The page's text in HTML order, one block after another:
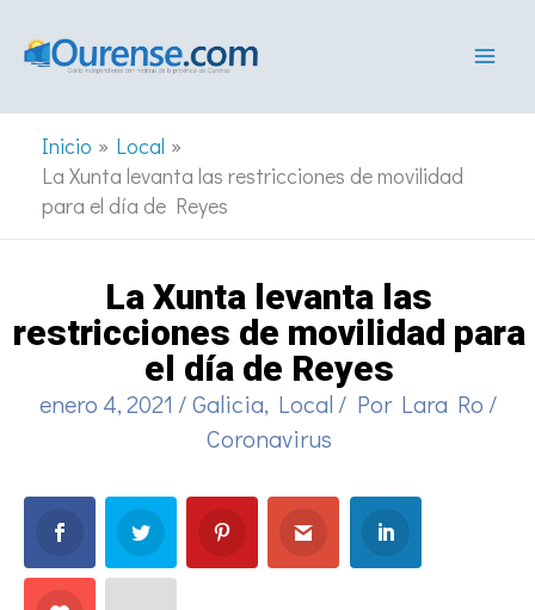
Inicio
Local
La Xunta levanta las restricciones de movilidad
para el día de Reyes
La Xunta levanta las
restricciones de movilidad para
el día de Reyes
enero 4, 2021 /Galicia, Local / Por Lara Ro /
Coronavirus